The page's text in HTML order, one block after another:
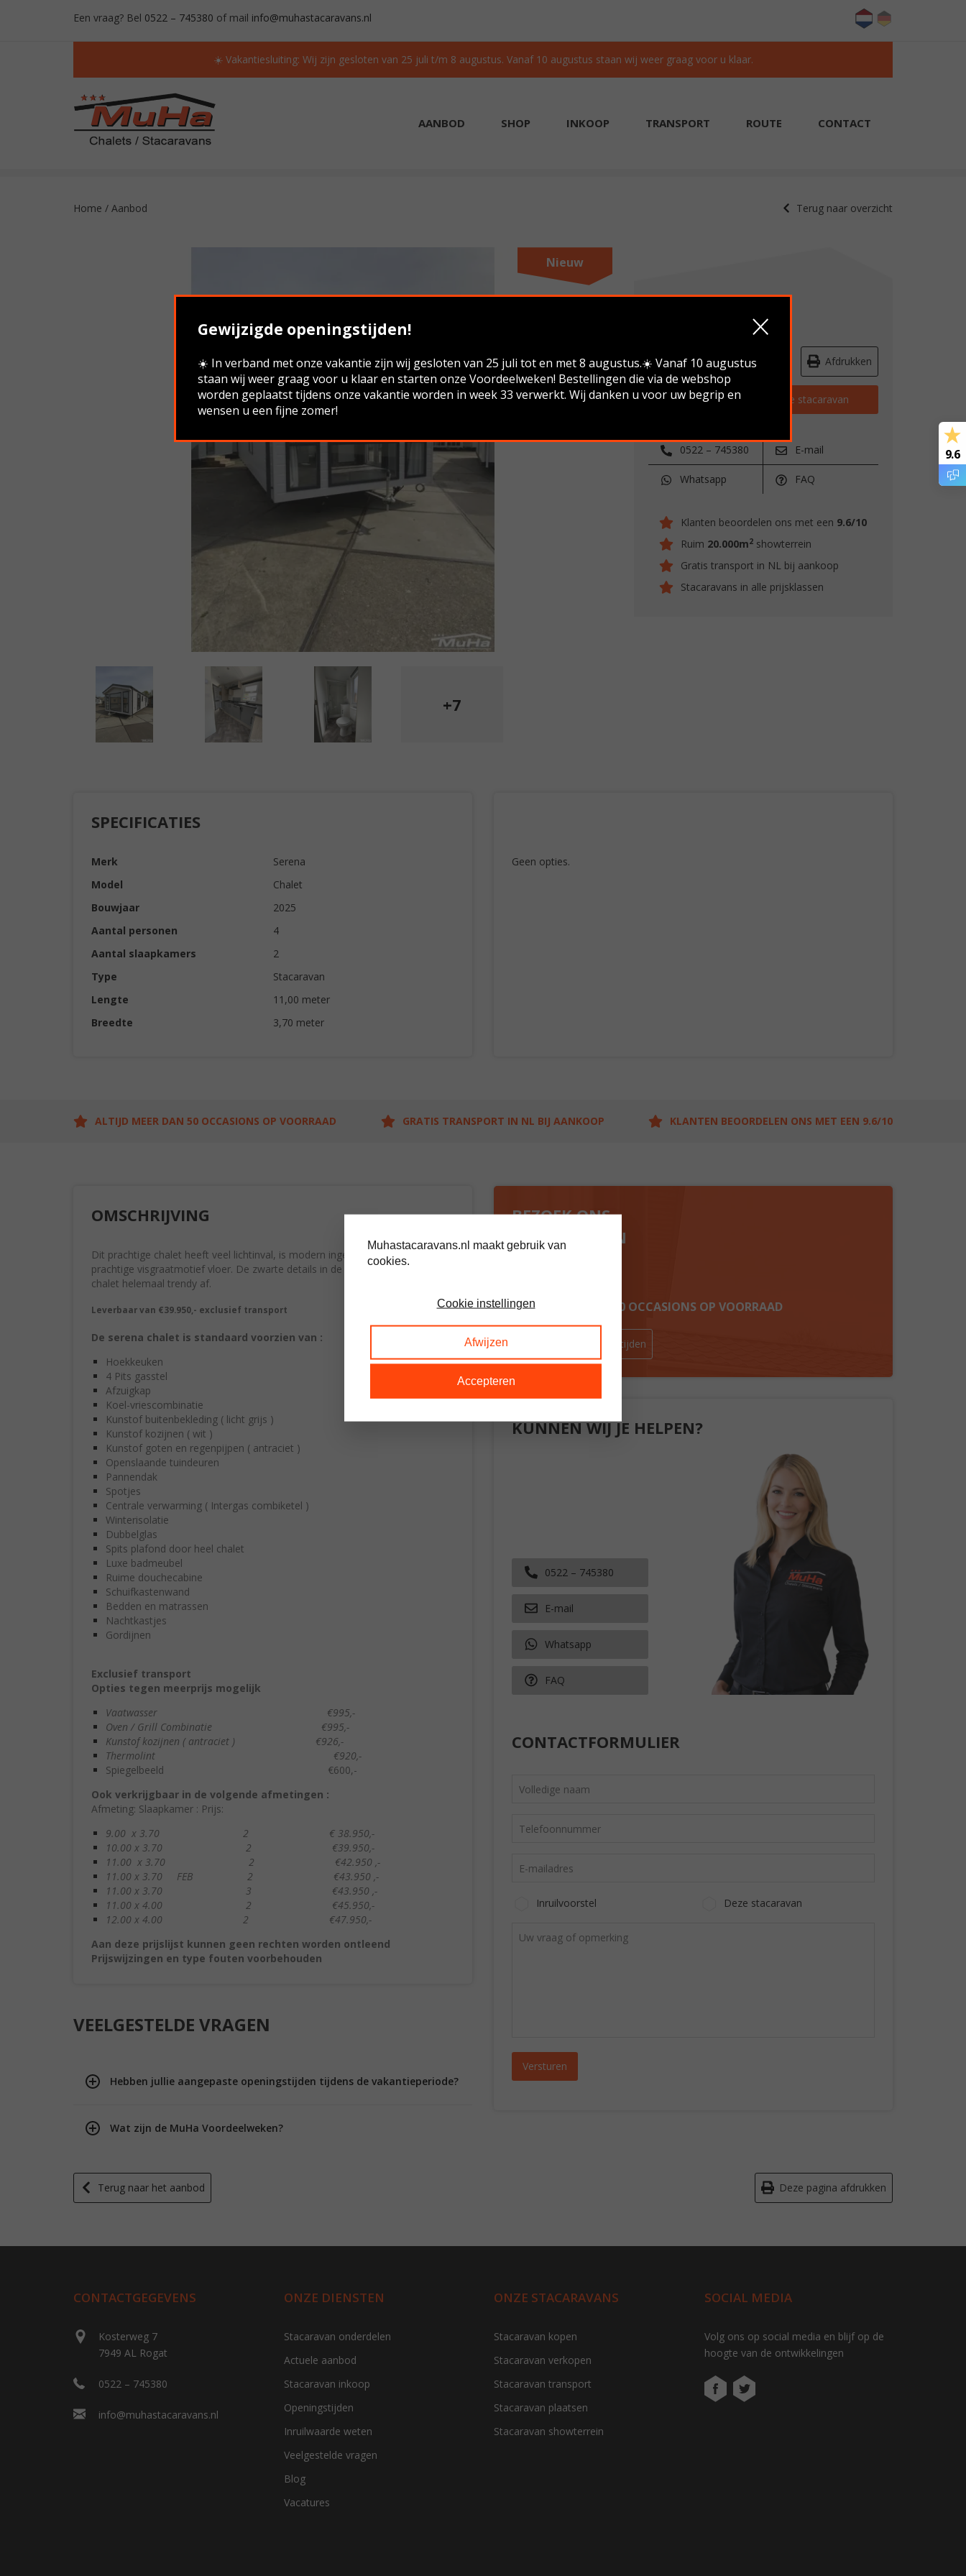
Een vraag? Bel 0522 – 745380 of mail info@muhastacaravans.nl
☀️ Vakantiesluiting: Wij zijn gesloten van 25 juli t/m 8 augustus. Vanaf 10 augustus staan wij weer graag voor u klaar.
AANBOD SHOP INKOOP TRANSPORT ROUTE CONTACT
Home / Aanbod Terug naar overzicht
Nieuw
+7
Verkocht
Route & openingstijden Afdrukken
Vraag stellen over deze stacaravan
0522 – 745380 E-mail
Whatsapp FAQ
Klanten beoordelen ons met een 9.6/10
Ruim 20.000m2 showterrein
Gratis transport in NL bij aankoop
Stacaravans in alle prijsklassen
SPECIFICATIES
Merk
Serena
Model
Chalet
Bouwjaar
2025
Aantal personen
4
Aantal slaapkamers
2
Type
Stacaravan
Lengte
11,00 meter
Breedte
3,70 meter
Geen opties.
ALTIJD MEER DAN 50 OCCASIONS OP VOORRAAD GRATIS TRANSPORT IN NL BIJ AANKOOP KLANTEN BEOORDELEN ONS MET EEN 9.6/10
OMSCHRIJVING
Dit prachtige chalet heeft veel lichtinval, is modern ingericht en heeft een
prachtige visgraatmotief vloer. De zwarte details in de keuken maken dit
chalet helemaal trendy af.
Leverbaar van €39.950,- exclusief transport
De serena chalet is standaard voorzien van :
Hoekkeuken
4 Pits gasstel
Afzuigkap
Koel-vriescombinatie
Kunstof buitenbekleding ( licht grijs )
Kunstof kozijnen ( wit )
Kunstof goten en regenpijpen ( antraciet )
Openslaande tuindeuren
Pannendak
Spotjes
Centrale verwarming ( Intergas combiketel )
Winterisolatie
Dubbelglas
Spits plafond door heel chalet
Luxe badmeubel
Ruime douchecabine
Schuifkastenwand
Bedden en matrassen
Nachtkastjes
Gordijnen
Exclusief transport
Opties tegen meerprijs mogelijk
Vaatwasser €995,-
Oven / Grill Combinatie €995,-
Kunstof kozijnen ( antraciet ) €926,-
Thermolint €920,-
Spiegelbeeld €600,-
Ook verkrijgbaar in de volgende afmetingen :
Afmeting: Slaapkamer : Prijs:
9.00 x 3.70 2 € 38.950,-
10.00 x 3.70 2 €39.950,-
11.00 x 3.70 2 €42.950 ,-
11.00 x 3.70 FEB 2 €43.950 ,-
11.00 x 3.70 3 €43.950 ,-
11.00 x 4.00 2 €45.950,-
12.00 x 4.00 2 €47.950,-
Aan deze prijslijst kunnen geen rechten worden ontleend
Prijswijzingen en type fouten voorbehouden
VEELGESTELDE VRAGEN
Hebben jullie aangepaste openingstijden tijdens de vakantieperiode?
Wat zijn de MuHa Voordeelweken?
BEZOEK ONS
SHOWTERREIN
ALTIJD MEER DAN 60 OCCASIONS OP VOORRAAD
Route & openingstijden
KUNNEN WIJ JE HELPEN?
0522 – 745380
E-mail
Whatsapp
FAQ
CONTACTFORMULIER
Inruilvoorstel Deze stacaravan
Terug naar het aanbod Deze pagina afdrukken
CONTACTGEGEVENS
Kosterweg 7
7949 AL Rogat
0522 – 745380
info@muhastacaravans.nl
ONZE DIENSTEN
Stacaravan onderdelen
Actuele aanbod
Stacaravan inkoop
Openingstijden
Inruilwaarde weten
Veelgestelde vragen
Blog
Vacatures
ONZE STACARAVANS
Stacaravan kopen
Stacaravan verkopen
Stacaravan transport
Stacaravan plaatsen
Stacaravan showterrein
SOCIAL MEDIA
Volg ons op social media en blijf op de
hoogte van de ontwikkelingen
Gewijzigde openingstijden!
☀️ In verband met onze vakantie zijn wij gesloten van 25 juli tot en met 8 augustus.☀️ Vanaf 10 augustus
staan wij weer graag voor u klaar en starten onze Voordeelweken! Bestellingen die via de webshop
worden geplaatst tijdens onze vakantie worden in week 33 verwerkt. Wij danken u voor uw begrip en
wensen u een fijne zomer!
9.6
Muhastacaravans.nl maakt gebruik van
cookies.
Cookie instellingen
Afwijzen
Accepteren